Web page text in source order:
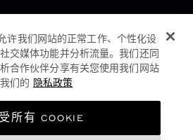
许我们网站的正常工作、个性化设
交媒体功能并分析流量。我们还同
合作伙伴分享有关您使用我们网站
们的 隐私政策
所有 COOKIE